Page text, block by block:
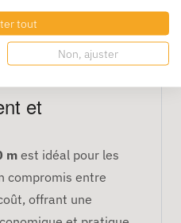
700 m
une meilleure gestion
et
m est idéal pour les
compromis entre
offrant une
tout
Non, ajuster